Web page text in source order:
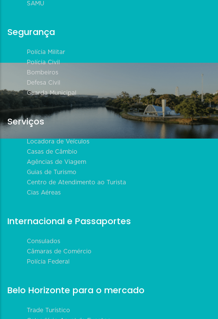
SAMU
Segurança
Polícia Militar
Polícia Civil
Bombeiros
Defesa Civil
Guarda Municipal
Serviços
Locadora de Veículos
Casas de Câmbio
Agências de Viagem
Guias de Turismo
Centro de Atendimento ao Turista
Cias Aéreas
Internacional e Passaportes
Consulados
Câmaras de Comércio
Polícia Federal
Belo Horizonte para o mercado
Trade Turístico